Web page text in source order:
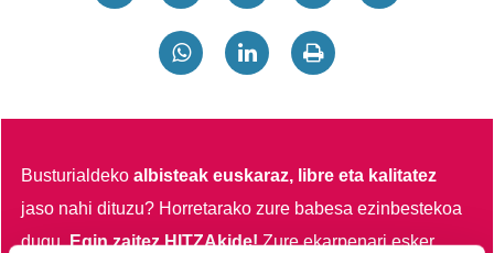
Busturialdekoalbisteak euskaraz, libre eta kalitatez
jaso nahi dituzu? Horretarako zure babesa ezinbestekoa
dugu.Egin zaitez HITZAkide!Zure ekarpenari esker,